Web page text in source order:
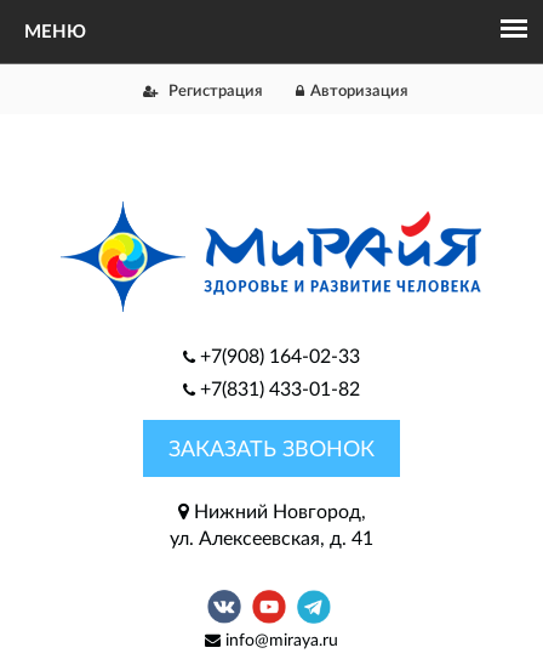
Регистрация Авторизация
+7(908) 164-02-33
+7(831) 433-01-82
ЗАКАЗАТЬ ЗВОНОК
Нижний Новгород,
ул. Алексеевская, д. 41
info@miraya.ru